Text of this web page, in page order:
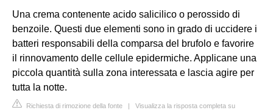
Una crema contenente acido salicilico o perossido di
benzoile. Questi due elementi sono in grado di uccidere i
batteri responsabili della comparsa del brufolo e favorire
il rinnovamento delle cellule epidermiche. Applicane una
piccola quantità sulla zona interessata e lascia agire per
tutta la notte.
Richiesta di rimozione della fonte | Visualizza la risposta completa su